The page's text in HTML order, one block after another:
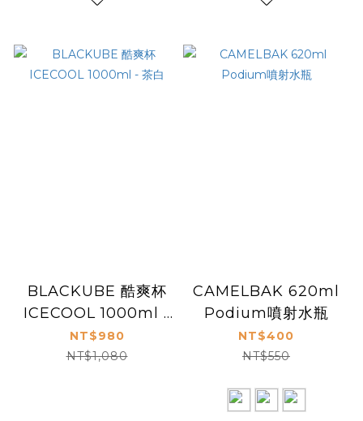
BLACKUBE 酷爽杯
ICECOOL 1000ml -
茶白
NT$980
NT$1,080
CAMELBAK 620ml
Podium噴射水瓶
NT$400
NT$550